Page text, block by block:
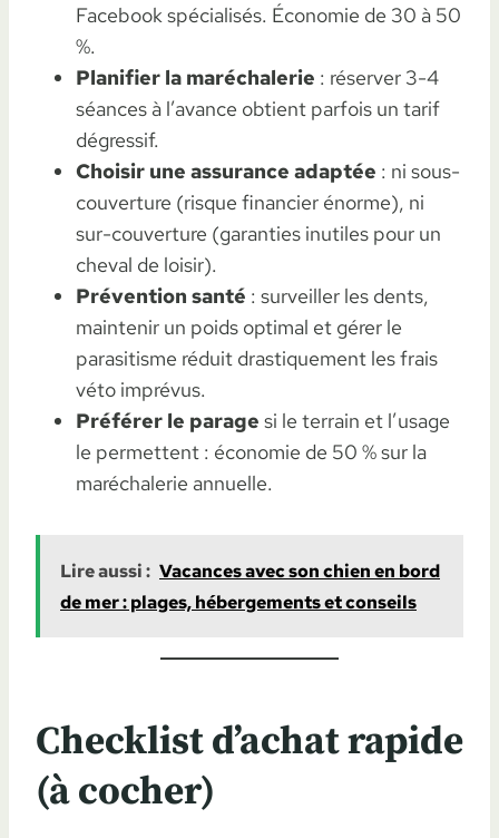
Facebook spécialisés. Économie de 30 à 50
%.
Planifier la maréchalerie : réserver 3-4
séances à l’avance obtient parfois un tarif
dégressif.
Choisir une assurance adaptée : ni sous-
couverture (risque financier énorme), ni
sur-couverture (garanties inutiles pour un
cheval de loisir).
Prévention santé : surveiller les dents,
maintenir un poids optimal et gérer le
parasitisme réduit drastiquement les frais
véto imprévus.
Préférer le parage si le terrain et l’usage
le permettent : économie de 50 % sur la
maréchalerie annuelle.
Lire aussi : Vacances avec son chien en bord
de mer : plages, hébergements et conseils
Checklist d’achat rapide
(à cocher)